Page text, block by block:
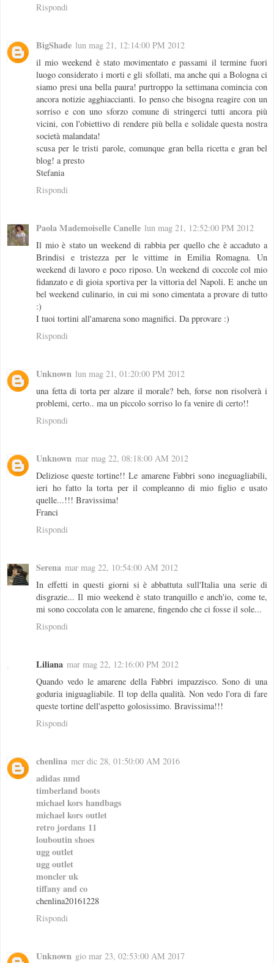
Rispondi
BigShade lun mag 21, 12:14:00 PM 2012
il mio weekend è stato movimentato e passami il termine fuori
luogo considerato i morti e gli sfollati, ma anche qui a Bologna ci
siamo presi una bella paura! purtroppo la settimana comincia con
ancora notizie agghiaccianti. Io penso che bisogna reagire con un
sorriso e con uno sforzo comune di stringerci tutti ancora più
vicini, con l'obiettivo di rendere più bella e solidale questa nostra
società malandata!
scusa per le tristi parole, comunque gran bella ricetta e gran bel
blog! a presto
Stefania
Rispondi
Paola Mademoiselle Canelle lun mag 21, 12:52:00 PM 2012
Il mio è stato un weekend di rabbia per quello che è accaduto a
Brindisi e tristezza per le vittime in Emilia Romagna. Un
weekend di lavoro e poco riposo. Un weekend di coccole col mio
fidanzato e di gioia sportiva per la vittoria del Napoli. E anche un
bel weekend culinario, in cui mi sono cimentata a provare di tutto
:)
I tuoi tortini all'amarena sono magnifici. Da pprovare :)
Rispondi
Unknown lun mag 21, 01:20:00 PM 2012
una fetta di torta per alzare il morale? beh, forse non risolverà i
problemi, certo.. ma un piccolo sorriso lo fa venire di certo!!
Rispondi
Unknown mar mag 22, 08:18:00 AM 2012
Deliziose queste tortine!! Le amarene Fabbri sono ineguagliabili,
ieri ho fatto la torta per il compleanno di mio figlio e usato
quelle...!!! Bravissima!
Franci
Rispondi
Serena mar mag 22, 10:54:00 AM 2012
In effetti in questi giorni si è abbattuta sull'Italia una serie di
disgrazie... Il mio weekend è stato tranquillo e anch'io, come te,
mi sono coccolata con le amarene, fingendo che ci fosse il sole...
Rispondi
Liliana mar mag 22, 12:16:00 PM 2012
Quando vedo le amarene della Fabbri impazzisco. Sono di una
goduria iniguagliabile. Il top della qualità. Non vedo l'ora di fare
queste tortine dell'aspetto golosissimo. Bravissima!!!
Rispondi
chenlina mer dic 28, 01:50:00 AM 2016
adidas nmd
timberland boots
michael kors handbags
michael kors outlet
retro jordans 11
louboutin shoes
ugg outlet
ugg outlet
moncler uk
tiffany and co
chenlina20161228
Rispondi
Unknown gio mar 23, 02:53:00 AM 2017